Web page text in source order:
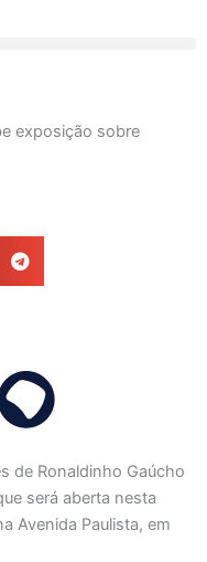
exposição sobre
de Ronaldinho Gaúcho
será aberta nesta
Avenida Paulista, em